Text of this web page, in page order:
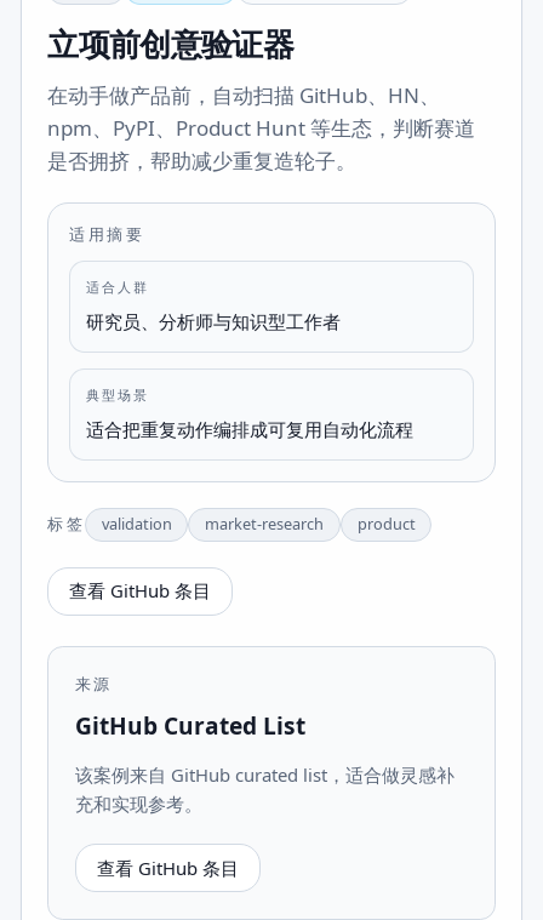
立项前创意验证器
在动手做产品前，自动扫描 GitHub、HN、
npm、PyPI、Product Hunt 等生态，判断赛道
是否拥挤，帮助减少重复造轮子。
适用摘要
适合人群
研究员、分析师与知识型工作者
典型场景
适合把重复动作编排成可复用自动化流程
标签 validation market-research product
查看 GitHub 条目
来源
GitHub Curated List
该案例来自 GitHub curated list，适合做灵感补
充和实现参考。
查看 GitHub 条目